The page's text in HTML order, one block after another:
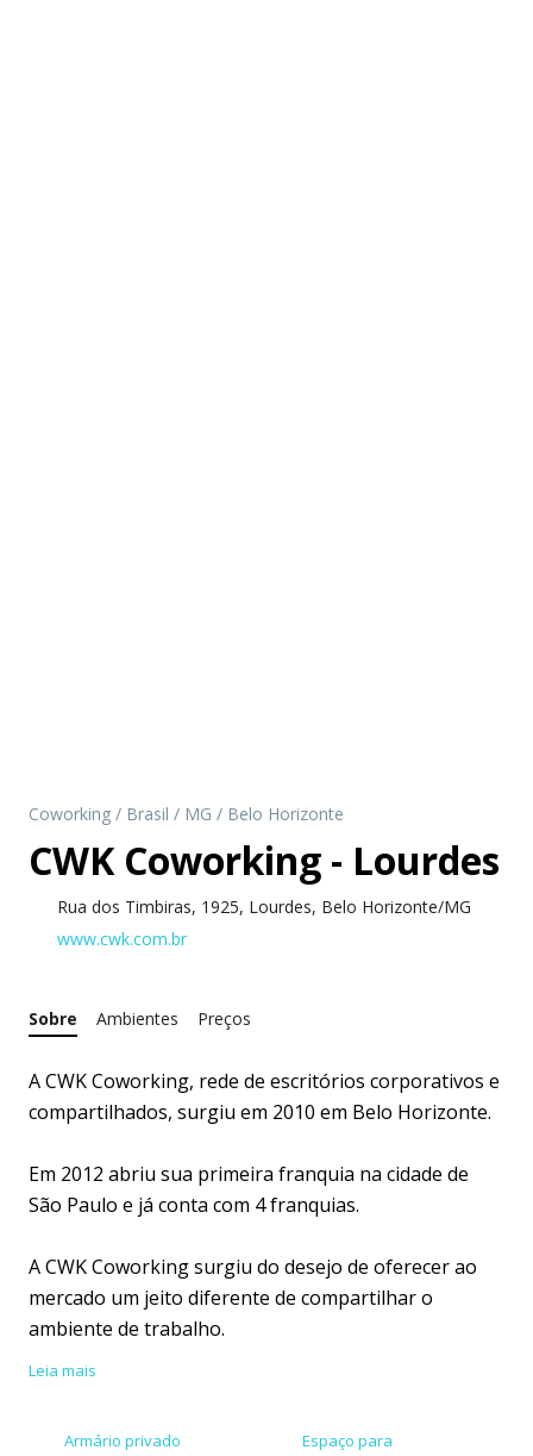
Coworking / Brasil / MG / Belo Horizonte
CWK Coworking - Lourdes
Rua dos Timbiras, 1925, Lourdes, Belo Horizonte/MG
www.cwk.com.br
Sobre Ambientes Preços
A CWK Coworking, rede de escritórios corporativos e
compartilhados, surgiu em 2010 em Belo Horizonte.
Em 2012 abriu sua primeira franquia na cidade de
São Paulo e já conta com 4 franquias.
A CWK Coworking surgiu do desejo de oferecer ao
mercado um jeito diferente de compartilhar o
ambiente de trabalho.
Leia mais
Armário privado
Espaço para